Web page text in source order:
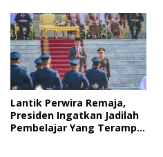
Lantik Perwira Remaja,
Presiden Ingatkan Jadilah
Pembelajar Yang Terampil